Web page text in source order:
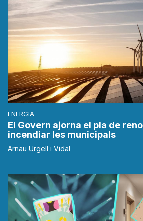
ENERGIA
El Govern ajorna el pla de
incendiar les municipals
Arnau Urgell i Vidal